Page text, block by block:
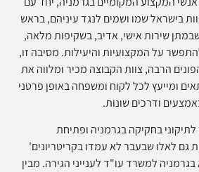
בישראל שמו ושמים לנגד עיניהם, בראש
שירות אישי, אדיב, בשקיפות מלאה,
על המקצועיות והיעילות. מסיבה זו,
הרבה, צוות הקבוצה מכיר ומלווה את
ומייעץ לכל לקוח ומשפחה באופן פרטני
ודרכים שונות.
בחקיקה בגרמניה ופתיחת
לאלו שבעבר לא עמדו בקריטריונים'
למשרד עו"ד לענייני הגירה. מבין